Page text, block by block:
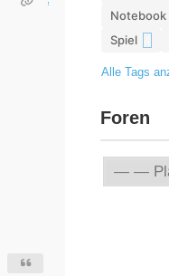
Notebook
Spiel
Alle Tags
Foren